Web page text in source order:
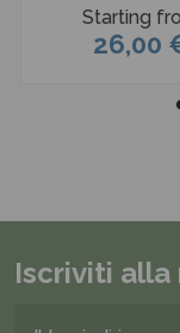
Starting
26,00
Iscriviti alla